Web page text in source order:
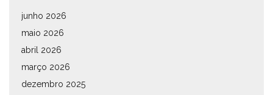
junho 2026
maio 2026
abril 2026
março 2026
dezembro 2025